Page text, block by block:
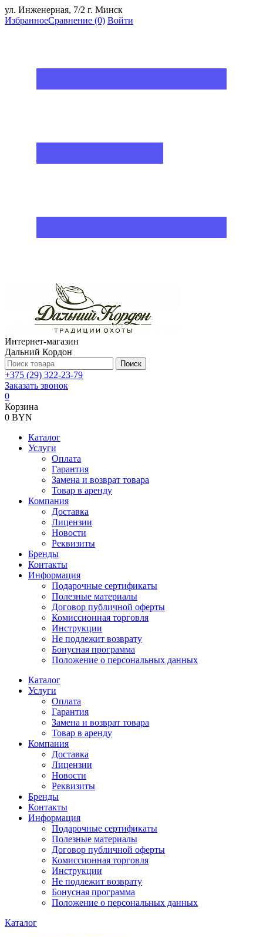
ул. Инженерная, 7/2 г. Минск
ИзбранноеСравнение (0) Войти
Интернет-магазин
Дальний Кордон
Поиск
+375 (29) 322-23-79
Заказать звонок
0
Корзина
0 BYN
Каталог
Услуги
Оплата
Гарантия
Замена и возврат товара
Товар в аренду
Компания
Доставка
Лицензии
Новости
Реквизиты
Бренды
Контакты
Информация
Подарочные сертификаты
Полезные материалы
Договор публичной оферты
Комиссионная торговля
Инструкции
Не подлежит возврату
Бонусная программа
Положение о персональных данных
Каталог
Услуги
Оплата
Гарантия
Замена и возврат товара
Товар в аренду
Компания
Доставка
Лицензии
Новости
Реквизиты
Бренды
Контакты
Информация
Подарочные сертификаты
Полезные материалы
Договор публичной оферты
Комиссионная торговля
Инструкции
Не подлежит возврату
Бонусная программа
Положение о персональных данных
Каталог